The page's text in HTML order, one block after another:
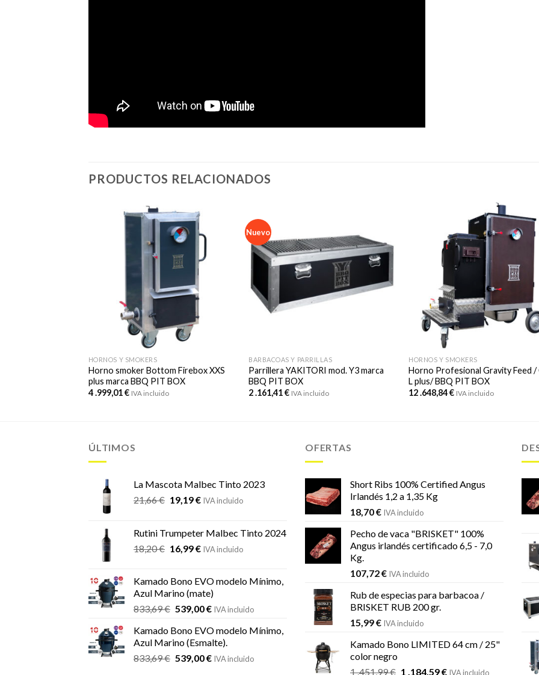
PRODUCTOS RELACIONADOS
HORNOS Y SMOKERS
Horno smoker Bottom Firebox XXS
plus marca BBQ PIT BOX
4 .999,01€ IVA incluido
Nuevo
BARBACOAS Y PARRILLAS
Parrillera YAKITORI mod. Y3 marca
BBQ PIT BOX
2 .161,41€ IVA incluido
HORNOS Y SMOKERS
Horno Profesional Gravity Feed /
L plus/ BBQ PIT BOX
12 .648,84€ IVA incluido
ÚLTIMOS
La Mascota Malbec Tinto 2023
21,66€ El
era:
21,66 €.
19,19€El
es:
19,19 €.
IVA incluido
Rutini Trumpeter Malbec Tinto 2024
18,20€ El
era:
18,20 €.
16,99€El
es:
16,99 €.
IVA incluido
Kamado Bono EVO modelo Mínimo,
Azul Marino (mate)
833,69€ El
original
era:
833,69 €.
539,00€El
actual
es:
539,00 €.
IVA incluido
Kamado Bono EVO modelo Mínimo,
Azul Marino (Esmalte).
833,69€ El
539,00€ElIVA incluido
OFERTAS
Short Ribs 100% Certified Angus
Irlandés 1,2 a 1,35 Kg
18,70€ IVA incluido
Pecho de vaca "BRISKET" 100%
Angus irlandés certificado 6,5 - 7,0
Kg.
107,72€ IVA incluido
Rub de especias para barbacoa /
BRISKET RUB 200 gr.
15,99€ IVA incluido
Kamado Bono LIMITED 64 cm / 25"
color negro
1 .451,99€ El
1 .184,59€ElIVA incluido